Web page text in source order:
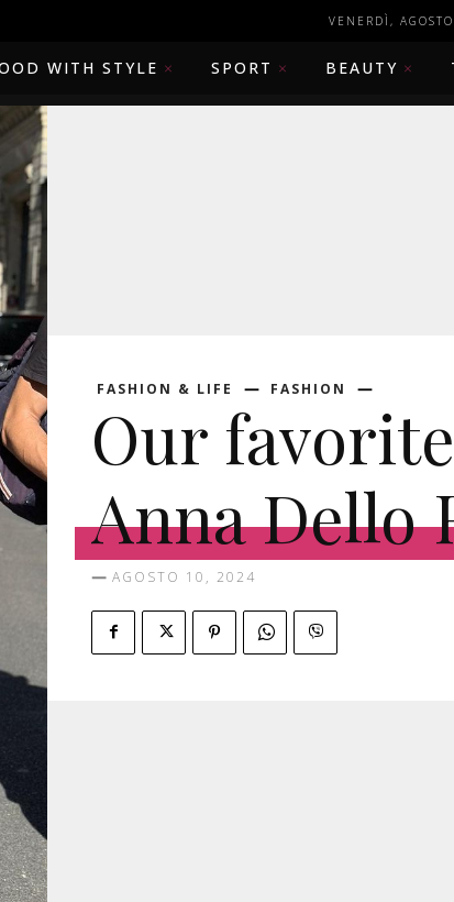
VENERDÌ,
WITH STYLE SPORT BEAUTY
FASHION & LIFE FASHION
Our
Anna Dello
AGOSTO 10, 2024